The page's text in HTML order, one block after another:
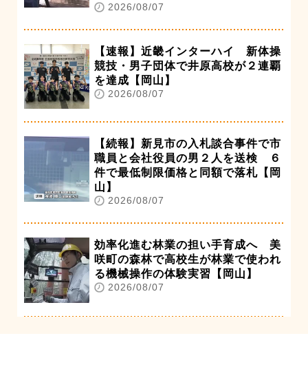
2026/08/07
【速報】近畿インターハイ 新体操
競技・男子団体で井原高校が２連覇
を達成【岡山】
2026/08/07
【続報】新見市の入札談合事件で市
職員と会社役員の男２人を送検 ６
件で最低制限価格と同額で落札【岡
山】
2026/08/07
効率化進む林業の担い手育成へ 美
咲町の森林で高校生が林業で使われ
る機械操作の体験実習【岡山】
2026/08/07